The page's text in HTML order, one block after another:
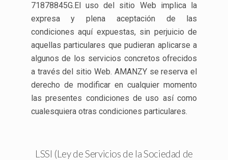
71878845G.El uso del sitio Web implica la
expresa y plena aceptación de las
condiciones aquí expuestas, sin perjuicio de
aquellas particulares que pudieran aplicarse a
algunos de los servicios concretos ofrecidos
a través del sitio Web. AMANZY se reserva el
derecho de modificar en cualquier momento
las presentes condiciones de uso así como
cualesquiera otras condiciones particulares.
LSSI (Ley de Servicios de la Sociedad de